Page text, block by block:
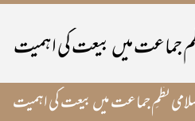
جماعت میں بیعت کی اہمیت
نظمِ جماعت میں بیعت کی اہمیت